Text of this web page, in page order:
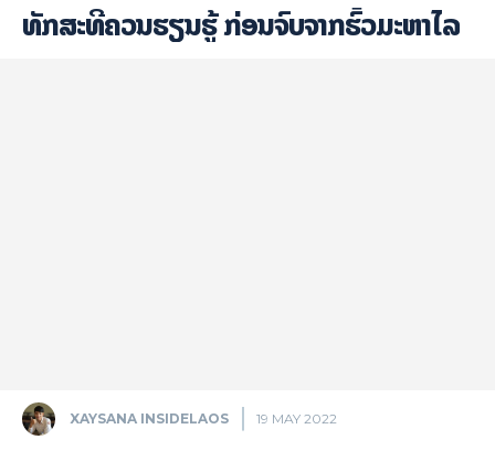
ທັກສະທີ່ຄວນຮຽນຮູ້ ກ່ອນຈົບຈາກຮົ້ວມະຫາໄລ
XAYSANA INSIDELAOS 19 MAY 2022